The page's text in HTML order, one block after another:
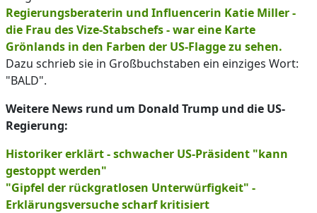
Regierungsberaterin und Influencerin Katie Miller -
die Frau des Vize-Stabschefs - war eine Karte
Grönlands in den Farben der US-Flagge zu sehen.
Dazu schrieb sie in Großbuchstaben ein einziges Wort:
"BALD".
Weitere News rund um Donald Trump und die US-
Regierung:
Historiker erklärt - schwacher US-Präsident "kann
gestoppt werden"
"Gipfel der rückgratlosen Unterwürfigkeit" -
Erklärungsversuche scharf kritisiert